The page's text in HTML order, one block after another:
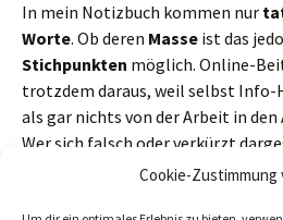
Cookie-Zustimmung
In mein Notizbuch kommen nur
Worte. Ob deren Masse ist das
Stichpunkten möglich. Online-
trotzdem daraus, weil selbst Info-
als gar nichts von der Arbeit in den
Wer sich falsch oder verkürzt
Sachdienliches zum Thema